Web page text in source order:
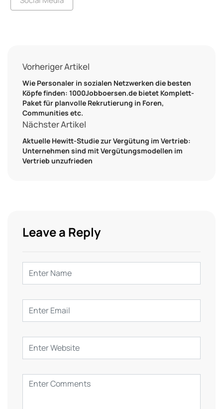
Vorheriger Artikel
Wie Personaler in sozialen Netzwerken die besten
Köpfe finden: 1000Jobboersen.de bietet Komplett-
Paket für planvolle Rekrutierung in Foren,
Communities etc.
Nächster Artikel
Aktuelle Hewitt-Studie zur Vergütung im Vertrieb:
Unternehmen sind mit Vergütungsmodellen im
Vertrieb unzufrieden
Leave a Reply